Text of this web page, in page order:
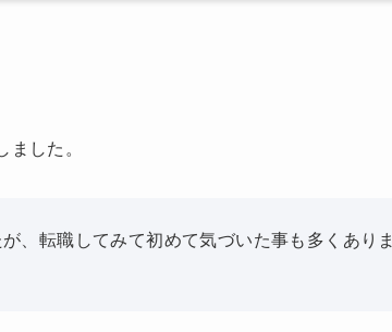
した。
、転職してみて初めて気づいた事も多くありま